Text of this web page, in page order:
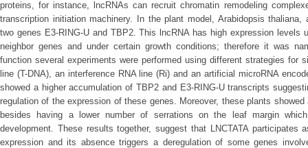
proteins, for instance, lncRNAs can recruit chromatin remodeling
transcription initiation machinery. In the plant model, Arabidopsis thaliana,
two genes E3-RING-U and TBP2. This lncRNA has high expression
neighbor genes and under certain growth conditions; therefore it was
function several experiments were performed using different strategies for
line (T-DNA), an interference RNA line (Ri) and an artificial microRNA
showed a higher accumulation of TBP2 and E3-RING-U transcripts
regulation of the expression of these genes. Moreover, these plants
besides having a lower number of serrations on the leaf margin
development. These results together, suggest that LNCTATA participates
expression and its absence triggers a deregulation of some genes